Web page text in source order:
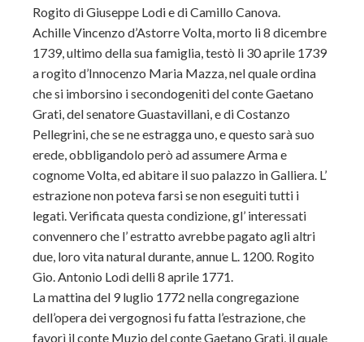
Rogito di Giuseppe Lodi e di Camillo Canova.
Achille Vincenzo d’Astorre Volta, morto li 8 dicembre
1739, ultimo della sua famiglia, testò li 30 aprile 1739
a rogito d’Innocenzo Maria Mazza, nel quale ordina
che si imborsino i secondogeniti del conte Gaetano
Grati, del senatore Guastavillani, e di Costanzo
Pellegrini, che se ne estragga uno, e questo sarà suo
erede, obbligandolo però ad assumere Arma e
cognome Volta, ed abitare il suo palazzo in Galliera. L’
estrazione non poteva farsi se non eseguiti tutti i
legati. Verificata questa condizione, gl’ interessati
convennero che l’ estratto avrebbe pagato agli altri
due, loro vita natural durante, annue L. 1200. Rogito
Gio. Antonio Lodi delli 8 aprile 1771.
La mattina del 9 luglio 1772 nella congregazione
dell’opera dei vergognosi fu fatta l’estrazione, che
favorì il conte Muzio del conte Gaetano Grati, il quale